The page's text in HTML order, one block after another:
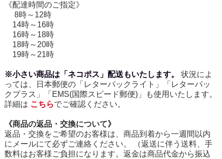
《配達時間のご指定》
8時～12時
14時～16時
16時～18時
18時～20時
19時～21時
※小さい商品は「ネコポス」配送もいたします。
状況によ
っては、日本郵便の「レターパックライト」「レターパッ
クプラス」「EMS(国際スピード郵便)」も使用いたします。
詳細は こちらでご確認ください。
《商品の返品・交換について》
返品・交換をご希望のお客様は、商品到着から一週間以内
にメールにて必ずご連絡ください。 （返送に伴う送料、手
数料はお客様ご負担になります。返金は商品代金から振込